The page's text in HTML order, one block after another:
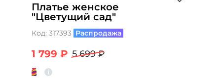
Платье женское
"Цветущий сад"
Код: 317393 Распродажа
1 799 ₽ 5 699 ₽